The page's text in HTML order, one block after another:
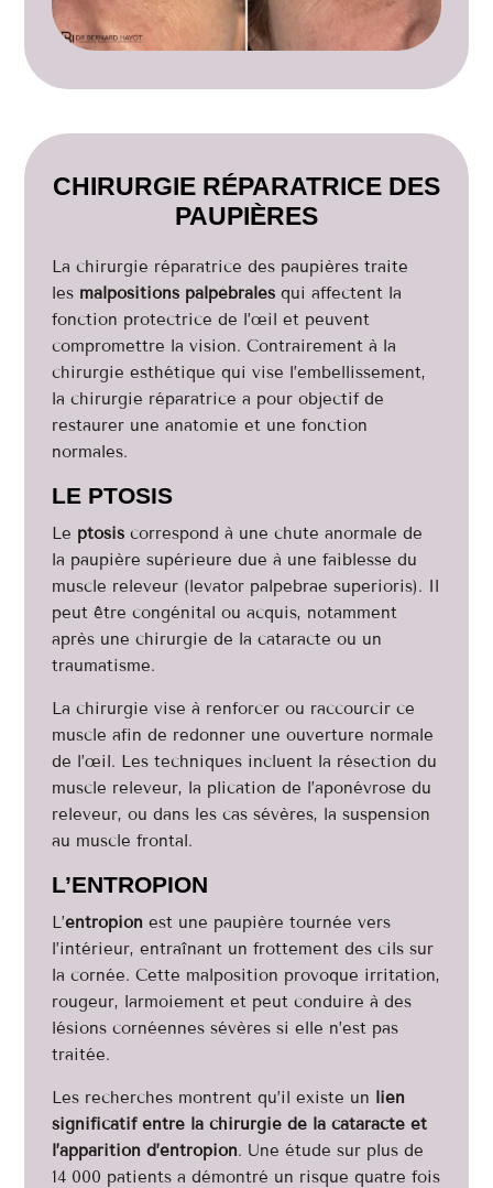
CHIRURGIE RÉPARATRICE DES
PAUPIÈRES
La chirurgie réparatrice des paupières traite
les malpositions palpébrales qui affectent la
fonction protectrice de l’œil et peuvent
compromettre la vision. Contrairement à la
chirurgie esthétique qui vise l’embellissement,
la chirurgie réparatrice a pour objectif de
restaurer une anatomie et une fonction
normales.
LE PTOSIS
Le ptosis correspond à une chute anormale de
la paupière supérieure due à une faiblesse du
muscle releveur (levator palpebrae superioris). Il
peut être congénital ou acquis, notamment
après une chirurgie de la cataracte ou un
traumatisme.
La chirurgie vise à renforcer ou raccourcir ce
muscle afin de redonner une ouverture normale
de l’œil. Les techniques incluent la résection du
muscle releveur, la plication de l’aponévrose du
releveur, ou dans les cas sévères, la suspension
au muscle frontal.
L’ENTROPION
L’entropion est une paupière tournée vers
l’intérieur, entraînant un frottement des cils sur
la cornée. Cette malposition provoque irritation,
rougeur, larmoiement et peut conduire à des
lésions cornéennes sévères si elle n’est pas
traitée.
Les recherches montrent qu’il existe un lien
significatif entre la chirurgie de la cataracte et
l’apparition d’entropion. Une étude sur plus de
14 000 patients a démontré un risque quatre fois